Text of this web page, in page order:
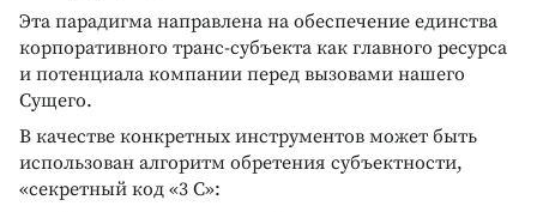
Эта парадигма направлена на обеспечение единства
корпоративного транс-субъекта как главного ресурса
и потенциала компании перед вызовами нашего
Сущего.
В качестве конкретных инструментов может быть
использован алгоритм обретения субъектности,
«секретный код «3 С»: